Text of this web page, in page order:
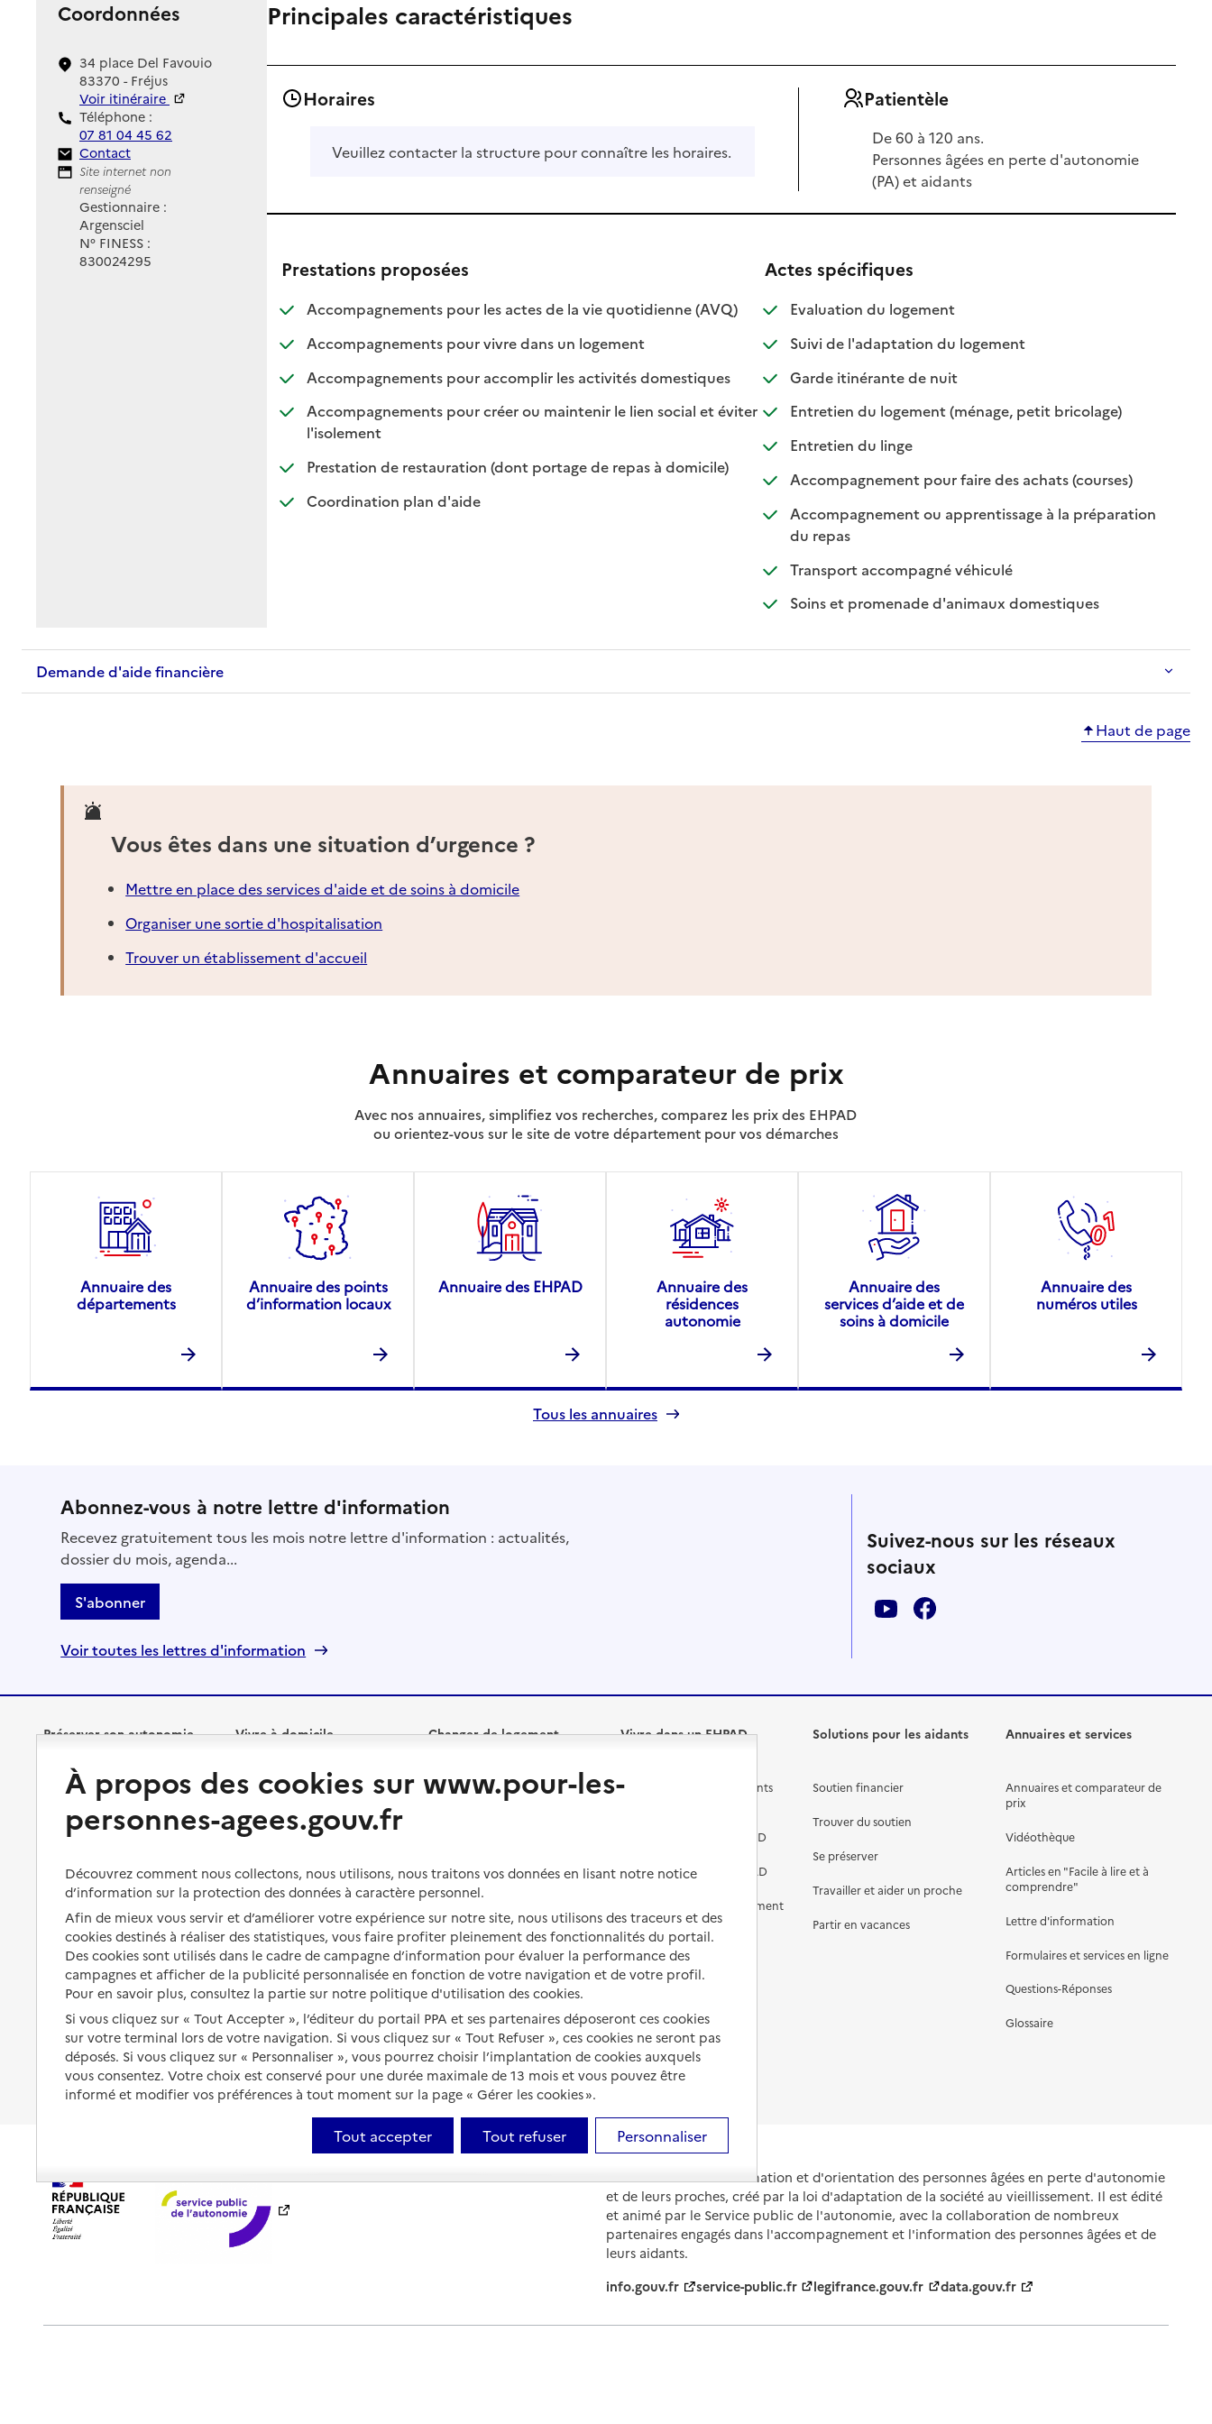
Coordonnées
34 place Del Favouio
83370 - Fréjus
Voir itinéraire
Téléphone :
07 81 04 45 62
Contact
Contact
Site Internet
Site internet non
renseigné
Gestionnaire :
Argensciel
N° FINESS :
830024295
Principales caractéristiques
Horaires
Veuillez contacter la structure pour connaître les horaires.
Patientèle
De 60 à 120 ans.
Personnes âgées en perte d'autonomie
(PA) et aidants
Prestations proposées
Accompagnements pour les actes de la vie quotidienne (AVQ): disponible
: non disponible
Accompagnements pour vivre dans un logement: disponible
: non disponible
Accompagnements pour accomplir les activités domestiques: disponible
: non disponible
Accompagnements pour créer ou maintenir le lien social et éviter
l'isolement: disponible
: non disponible
Prestation de restauration (dont portage de repas à domicile): disponible
: non disponible
Coordination plan d'aide: disponible
: non disponible
Actes spécifiques
Evaluation du logement: disponible
: non disponible
Suivi de l'adaptation du logement: disponible
: non disponible
Garde itinérante de nuit: disponible
: non disponible
Entretien du logement (ménage, petit bricolage): disponible
: non disponible
Entretien du linge: disponible
: non disponible
Accompagnement pour faire des achats (courses): disponible
: non
Accompagnement ou apprentissage à la préparation
du repas: disponible
: non disponible
Transport accompagné véhiculé: disponible
: non disponible
Soins et promenade d'animaux domestiques: disponible
: non disponible
Demande d'aide financière
Haut de page
Vous êtes dans une situation d’urgence ?
Mettre en place des services d'aide et de soins à domicile
Organiser une sortie d'hospitalisation
Trouver un établissement d'accueil
Annuaires et comparateur de prix
Avec nos annuaires, simplifiez vos recherches, comparez les prix des EHPAD
ou orientez-vous sur le site de votre département pour vos démarches
Annuaire des
départements
Annuaire des points
d’information locaux
Annuaire des EHPAD
Annuaire des
résidences
autonomie
Annuaire des
services d’aide et de
soins à domicile
Annuaire des
numéros utiles
Tous les annuaires
Abonnez-vous à notre lettre d'information
Recevez gratuitement tous les mois notre lettre d'information : actualités,
dossier du mois, agenda...
S'abonner
Voir toutes les lettres d'information
Suivez-nous sur les réseaux
sociaux
Préserver son autonomie
Perte d'autonomie : évaluation
Aménager son logement et
Préserver son autonomie et sa
santé
Organiser à l'avance sa propre
protection
Les mesures de protection
Les obligations de la famille
À qui s’adresser ?
Les politiques du grand âge
Vivre à domicile
Bénéficier d'aide à domicile
Bénéficier de soins à domicile
Solutions d'accueil temporaire
Partager son logement
Vivre à domicile avec une
maladie ou un handicap
Être hospitalisé
Fin de vie à domicile
Changer de logement
Les questions à se poser
Vivre chez un proche
Autres solutions de logement
Vivre dans un EHPAD
Les différents établissements
Préparer l'entrée en EHPAD
Aides financières en EHPAD
Prévention, accompagnement
et soins
Comprendre les prix en
EHPAD
Fin de vie en EHPAD
Solutions pour les aidants
Soutien financier
Trouver du soutien
Se préserver
Travailler et aider un proche
Partir en vacances
Annuaires et services
Annuaires et comparateur de
prix
Vidéothèque
Articles en "Facile à lire et à
comprendre"
Lettre d'information
Formulaires et services en ligne
Questions-Réponses
Glossaire
Portail national d'information et d'orientation des personnes âgées en perte d'autonomie
et de leurs proches, créé par la loi d'adaptation de la société au vieillissement. Il est édité
et animé par le Service public de l'autonomie, avec la collaboration de nombreux
partenaires engagés dans l'accompagnement et l'information des personnes âgées et de
leurs aidants.
info.gouv.fr
service-public.fr legifrance.gouv.fr data.gouv.fr
À propos des cookies sur www.pour-les-
personnes-agees.gouv.fr
Découvrez comment nous collectons, nous utilisons, nous traitons vos données en lisant notre notice
d’information sur la protection des données à caractère personnel.
Afin de mieux vous servir et d’améliorer votre expérience sur notre site, nous utilisons des traceurs et des
cookies destinés à réaliser des statistiques, vous faire profiter pleinement des fonctionnalités du portail.
Des cookies sont utilisés dans le cadre de campagne d’information pour évaluer la performance des
campagnes et afficher de la publicité personnalisée en fonction de votre navigation et de votre profil.
Pour en savoir plus, consultez la partie sur notre politique d'utilisation des cookies.
Si vous cliquez sur « Tout Accepter », l’éditeur du portail PPA et ses partenaires déposeront ces cookies
sur votre terminal lors de votre navigation. Si vous cliquez sur « Tout Refuser », ces cookies ne seront pas
déposés. Si vous cliquez sur « Personnaliser », vous pourrez choisir l’implantation de cookies auxquels
vous consentez. Votre choix est conservé pour une durée maximale de 13 mois et vous pouvez être
informé et modifier vos préférences à tout moment sur la page « Gérer les cookies ».
Tout accepter Tout refuser Personnaliser